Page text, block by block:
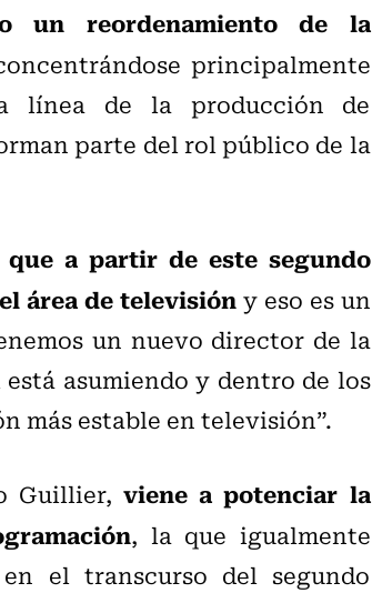
un reordenamiento de la
principalmente
línea de la producción de
parte del rol público de la
a partir de este segundo
área de televisióny eso es un
un nuevo director de la
asumiendo y dentro de los
más estable en televisión”.
Guillier,viene a potenciar la
, la que igualmente
el transcurso del segundo